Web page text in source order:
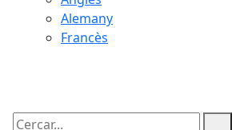
Alemany
Francès